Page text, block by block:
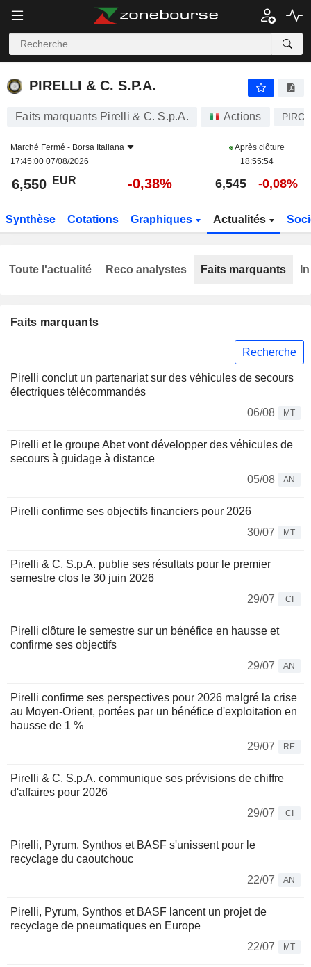
PIRELLI & C. S.P.A.
PIRELLI & C. S.P.A.
Faits marquants Pirelli & C. S.p.A. Actions PIRC
Marché Fermé - Borsa Italiana
17:45:00 07/08/2026
Après clôture
18:55:54
6,550 EUR -0,38% 6,545 -0,08%
Synthèse Cotations Graphiques Actualités
Faits marquants
Recherche
Pirelli conclut un partenariat sur des véhicules de secours
électriques télécommandés
06/08
MT
Pirelli et le groupe Abet vont développer des véhicules de
secours à guidage à distance
05/08
AN
Pirelli confirme ses objectifs financiers pour 2026
30/07
MT
Pirelli & C. S.p.A. publie ses résultats pour le premier
semestre clos le 30 juin 2026
29/07
CI
Pirelli clôture le semestre sur un bénéfice en hausse et
confirme ses objectifs
29/07
AN
Pirelli confirme ses perspectives pour 2026 malgré la crise
au Moyen-Orient, portées par un bénéfice d'exploitation en
hausse de 1 %
29/07
RE
Pirelli & C. S.p.A. communique ses prévisions de chiffre
d'affaires pour 2026
29/07
CI
Pirelli, Pyrum, Synthos et BASF s'unissent pour le
recyclage du caoutchouc
22/07
AN
Pirelli, Pyrum, Synthos et BASF lancent un projet de
recyclage de pneumatiques en Europe
22/07
MT
Toute l'actualité Reco analystes Faits marquants